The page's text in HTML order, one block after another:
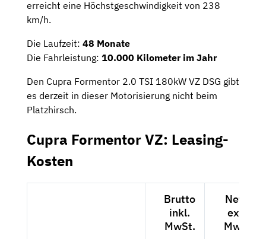
erreicht eine Höchstgeschwindigkeit von 238
km/h.
Die Laufzeit: 48 Monate
Die Fahrleistung: 10.000 Kilometer im Jahr
Den Cupra Formentor 2.0 TSI 180kW VZ DSG gibt
es derzeit in dieser Motorisierung nicht beim
Platzhirsch.
Cupra Formentor VZ: Leasing-
Kosten
Brutto
inkl.
MwSt.
Netto
exkl.
MwSt.